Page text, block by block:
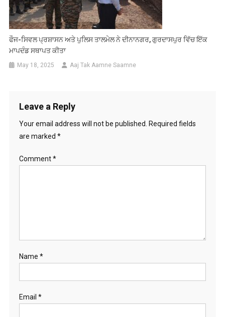
ਫੌਜ-ਸਿਵਲ ਪ੍ਰਸ਼ਾਸਨ ਅਤੇ ਪੁਲਿਸ ਤਾਲਮੇਲ ਨੇ ਦੀਨਾਨਗਰ, ਗੁਰਦਾਸਪੁਰ ਵਿੱਚ ਇੱਕ
ਮਾਪਦੰਡ ਸਥਾਪਤ ਕੀਤਾ
May 18, 2025 Aaj Tak Aamne Saamne
Leave a Reply
Your email address will not be published.
Required fields
are marked *
Comment*
Name *
Email *